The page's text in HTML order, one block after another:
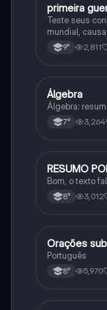
História
primeira
Teste seus
mundial,
primeira guerra
9° 2,811
Matematica
Álgebra
Álgebra:
7° 3,264
Português
RESUMO
Bom, o texto
8° 3,012
Português
Orações
Português
8° 5,970